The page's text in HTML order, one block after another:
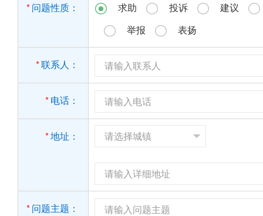
*问题性质：  求助  投诉  建议


举报  表扬
*联系人：
*电话：
*地址：
*问题主题：